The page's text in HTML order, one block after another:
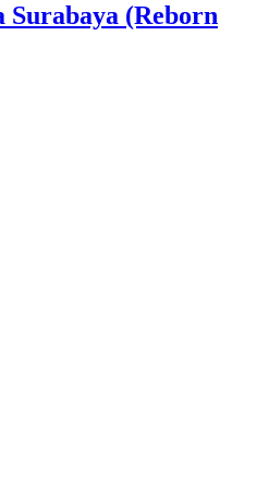
Surabaya (Reborn